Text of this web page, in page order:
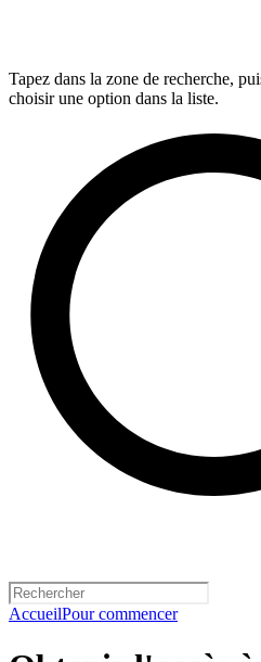
Tapez dans la zone de recherche,
choisir une option dans la liste.
AccueilPour commencer